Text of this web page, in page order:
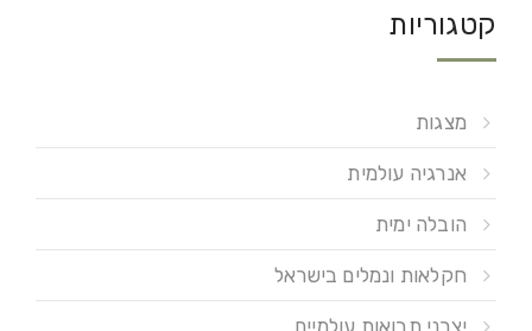
קטגוריות
מצגות
אנרגיה עולמית
הובלה ימית
חקלאות ונמלים בישראל